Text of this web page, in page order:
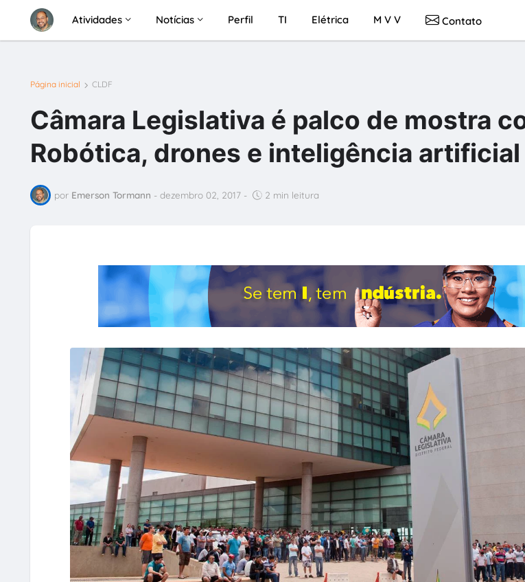
Atividades Notícias Perfil TI Elétrica M V V Contato
Página inicial CLDF
Câmara Legislativa é palco de mostra
Robótica, drones e inteligência artificial
por Emerson Tormann - dezembro 02, 2017 - 2 min leitura